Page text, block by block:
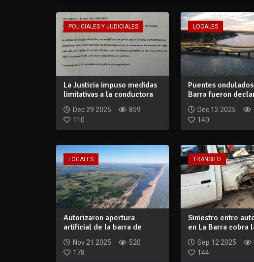
POLICIALES Y JUDICIALES
La Justicia impuso medidas
limitativas a la conductora
Dec 29 2025
859
110
LOCALES
Puentes
Barra fueron
Dec 12 2025
140
LOCALES
Autorizaron apertura
artificial de la barra de
Laguna Garzón...
Nov 21 2025
520
178
TRÁNSITO
Siniestro entre
en La Barra cobra
Sep 12 2025
144